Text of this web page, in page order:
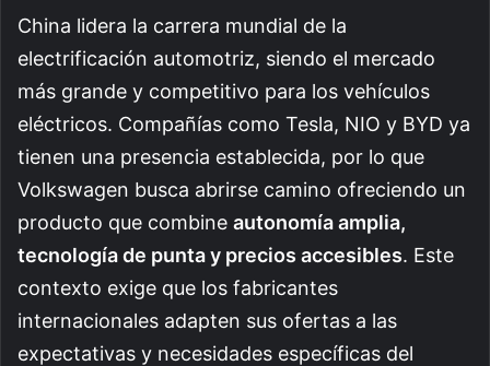
China lidera la carrera mundial de la
electrificación automotriz, siendo el mercado
más grande y competitivo para los vehículos
eléctricos. Compañías como Tesla, NIO y BYD ya
tienen una presencia establecida, por lo que
Volkswagen busca abrirse camino ofreciendo un
producto que combine autonomía amplia,
tecnología de punta y precios accesibles. Este
contexto exige que los fabricantes
internacionales adapten sus ofertas a las
expectativas y necesidades específicas del